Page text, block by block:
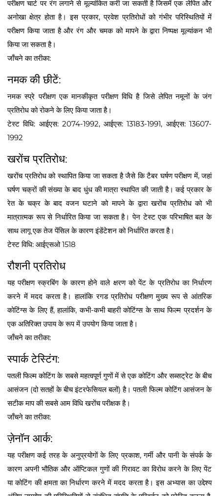
परीक्षण चार्ट पर रंग लगाने से मूल्यांकित करी जा सकती है जिसमें एक लेपित और
अनोखा क्षेत्र होता है। इस प्रकार, प्रवेश प्रतिरोधों को गंभीर परिस्थितियों में
परीक्षण किया जाता है और रंग और चमक को मापने के द्वारा निष्पक्ष मूल्यांकन भी
किया जा सकता है।
जाँचने का तरीका:
नमक की छीटें:
नमक स्प्रे परीक्षण एक मानकीकृत परीक्षण विधि है जिसे लेपित नमूनों के जंग
प्रतिरोध को रोकने के लिए किया जाता है।
टेस्ट विधि: आईएस: 2074-1992, आईएस: 13183-1991, आईएस: 13607-
1992
खरोंच प्रतिरोध:
खरोंच प्रतिरोध को स्थापित किया जा सकता है जैसे कि टैबर घर्षण परीक्षण में, जहां
घर्षण चक्रों की संख्या के बाद धुंध की मात्रा स्थापित की जाती है। कई प्रकार के
रेत के चक्र के बाद वजन घटाने को मापने के द्वारा खरोंच प्रतिरोध को भी
मात्रात्मक रूप से निर्धारित किया जा सकता है। पेन टेस्ट एक परिभाषित बल के
साथ लागू एक तेज पेंसिल के कारण इंडेंटेशन को निर्धारित करता है।
टेस्ट विधि: आईएसओ 1518
रौशनी प्रतिरोध
यह परीक्षण स्क्रबिंग के कारण होने वाले क्षरण को पेंट के प्रतिरोध का निर्धारण
करने में मदद करता है। हालांकि रगड प्रतिरोध परीक्षण मुख्य रूप से आंतरिक
कोटिंग्स के लिए हैं, हालांकि, कभी-कभी बाहरी कोटिंग्स के साथ फिल्म प्रदर्शन के
एक अतिरिक्त उपाय के रूप में उपयोग किया जाता है।
जाँचने का तरीका:
स्पार्क टेस्टिंग:
पतली फिल्म कोटिंग के सबसे महत्वपूर्ण गुणों में से एक कोटिंग और सब्सट्रेट के बीच
आसंजन (दो सतहों के बीच इंटरफेसियल बलों) है। पतली फिल्म कोटिंग आसंजन के
सटीक माप की सबसे आम विधि खरोंच परीक्षक है।
जाँचने का तरीका:
ज़ेनॉन आर्क:
यह परीक्षण कई तरह के अनुप्रयोगों के लिए प्रकाश, गर्मी और पानी के संपर्क के
कारण अपनी भौतिक और ऑप्टिकल गुणों की गिरावट का विरोध करने के लिए पेंट
या कोटिंग की क्षमता का निर्धारण करने में मदद करता है। इस अभ्यास का उद्देश्य